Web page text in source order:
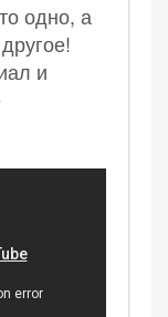
одно, а
и